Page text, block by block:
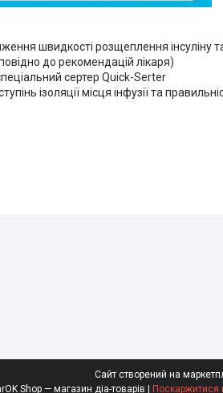
швидкості розщеплення інсуліну
до рекомендацій лікаря)
сертер Quick-Serter
ізоляції місця інфузії та
Сайт створений на
SaharOK Shop — магазин діа-товарів | Поскаржитися